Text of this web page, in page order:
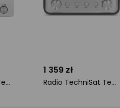
Radio TechniSat Technisat DigitRadio 574 IR silver
1 359 zł
Radio TechniSat Technisat DigitRadio 586 antracyt/srebrny